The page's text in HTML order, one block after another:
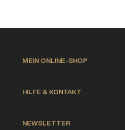
MEIN ONLINE-SHOP
HILFE & KONTAKT
NEWSLETTER